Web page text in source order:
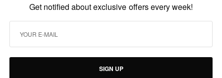
Get notified about exclusive offers every week!
SIGN UP